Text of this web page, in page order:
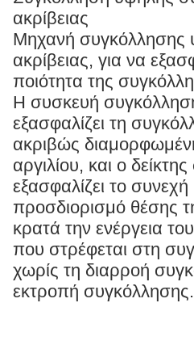
ακρίβειας
Μηχανή συγκόλλησης
ακρίβειας, για να
ποιότητα της
Η συσκευή
εξασφαλίζει τη
ακριβώς
αργιλίου, και ο
εξασφαλίζει το συνεχή
προσδιορισμό θέσης
κρατά την ενέργεια
που στρέφεται στη
χωρίς τη διαρροή
εκτροπή συγκόλλησης.